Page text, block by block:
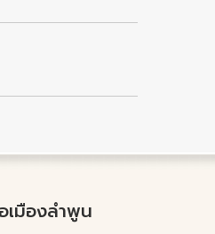
เมืองลำพูน